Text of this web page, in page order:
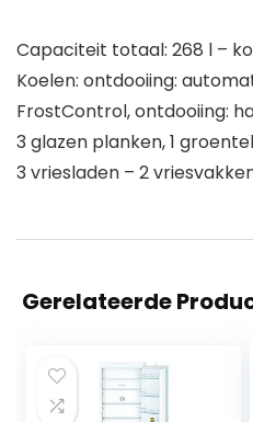
Capaciteit totaal: 268 l –
Koelen: ontdooiing:
FrostControl, ontdooiing:
3 glazen planken, 1
3 vriesladen – 2
Gerelateerde